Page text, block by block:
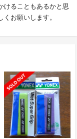
けることもあるかと思
お願いします。